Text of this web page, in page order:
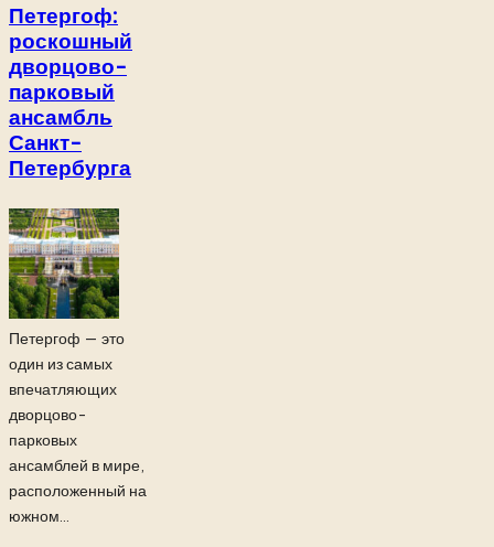
Петергоф:
роскошный
дворцово-
парковый
ансамбль
Санкт-
Петербурга
Петергоф — это
один из самых
впечатляющих
дворцово-
парковых
ансамблей в мире,
расположенный на
южном...